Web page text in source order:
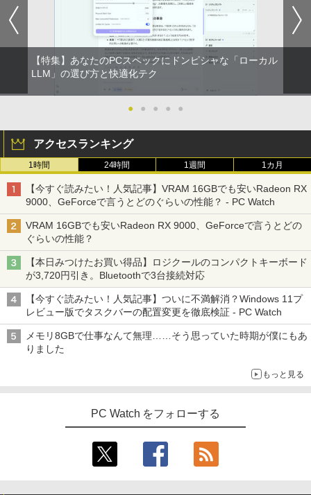
【特集】あなたのPCスペックにドンピシャな「ローカル
LLM」の選び方と快適化テク
● ● ● ● ●
アクセスランキング
1時間 24時間 1週間 1カ月
【今すぐ読みたい！人気記事】VRAM 16GBでも安いRadeon RX
9000、GeForceで言うとどのぐらいの性能？ - PC Watch
VRAM 16GBでも安いRadeon RX 9000、GeForceで言うとどの
ぐらいの性能？
【本日みつけたお買い得品】ロジクールのコンパクトキーボード
が3,720円引き。Bluetoothで3台接続対応
【今すぐ読みたい！人気記事】ついに不満解消？Windows 11プ
レビュー版でタスクバーの配置変更を徹底検証 - PC Watch
メモリ8GBで仕事なんて無理……そう思っていた時期が僕にもあ
りました
もっと見る
PC Watch をフォローする